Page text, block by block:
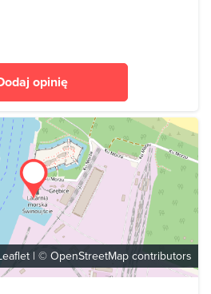
opinię
| © OpenStreetMap contributors